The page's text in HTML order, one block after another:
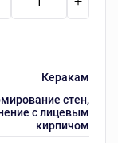
Керакам
стен,
с лицевым
кирпичом